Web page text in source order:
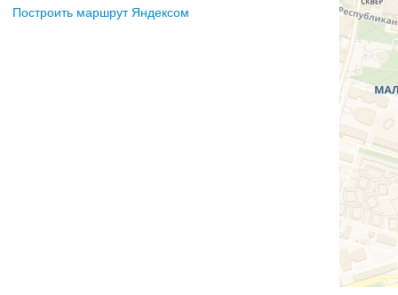
Построить маршрут Яндексом